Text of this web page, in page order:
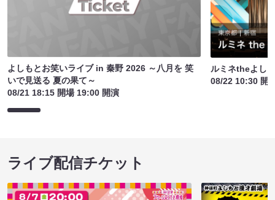
よしもとお笑いライブ in 秦野 2026 ～八月を 笑
いで見送る 夏の果て～
08/21 18:15 開場 19:00 開演
ルミネtheよし
08/22 10:30 開
ライブ配信チケット